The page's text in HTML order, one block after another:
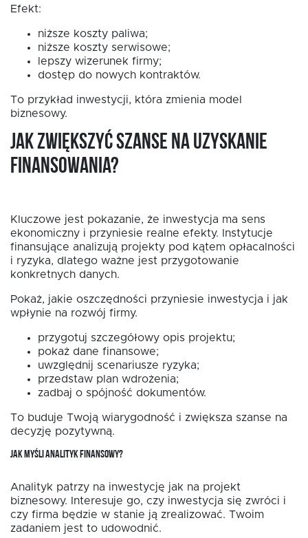
Efekt:
niższe koszty paliwa;
niższe koszty serwisowe;
lepszy wizerunek firmy;
dostęp do nowych kontraktów.
To przykład inwestycji, która zmienia model
biznesowy.
Jak zwiększyć szanse na uzyskanie
finansowania?
Kluczowe jest pokazanie, że inwestycja ma sens
ekonomiczny i przyniesie realne efekty. Instytucje
finansujące analizują projekty pod kątem opłacalności
i ryzyka, dlatego ważne jest przygotowanie
konkretnych danych.
Pokaż, jakie oszczędności przyniesie inwestycja i jak
wpłynie na rozwój firmy.
przygotuj szczegółowy opis projektu;
pokaż dane finansowe;
uwzględnij scenariusze ryzyka;
przedstaw plan wdrożenia;
zadbaj o spójność dokumentów.
To buduje Twoją wiarygodność i zwiększa szanse na
decyzję pozytywną.
JAK MYŚLI ANALITYK FINANSOWY?
Analityk patrzy na inwestycję jak na projekt
biznesowy. Interesuje go, czy inwestycja się zwróci i
czy firma będzie w stanie ją zrealizować. Twoim
zadaniem jest to udowodnić.